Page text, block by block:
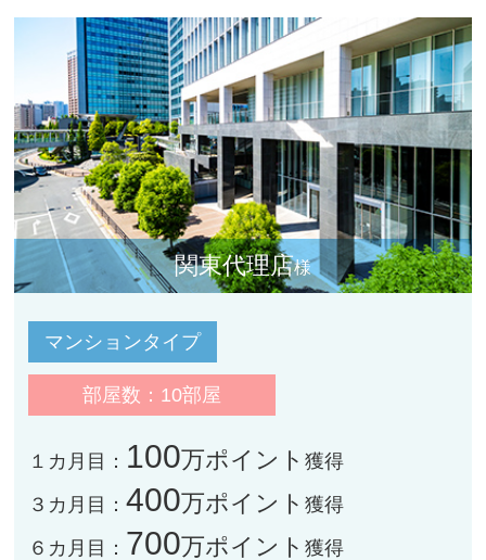
関東代理店様
マンションタイプ
部屋数：10部屋
１カ月目： 100万ポイント獲得
３カ月目：400万ポイント獲得
６カ月目： 700万ポイント獲得